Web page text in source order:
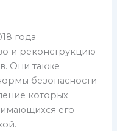
года
и реконструкцию
Они также
безопасности
которых
его